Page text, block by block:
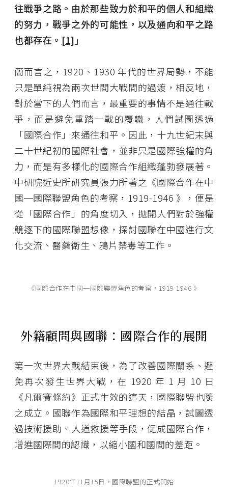
往戰爭之路。由於那些致力於和平的個人和組織
的努力，戰爭之外的可能性，以及通向和平之路
也都存在。 [1] 」
簡而言之，1920、1930 年代的世界局勢，不能
只是單純視為兩次世間大戰間的過渡，相反地，
對於當下的人們而言，最重要的事情不是通往戰
爭，而是避免重踏一戰的覆轍，人們試圖透過
「國際合作」來通往和平。因此，十九世紀末與
二十世紀初的國際社會，並非只是國際強權的角
力，而是有多樣化的國際合作組織蓬勃發展著。
中研院近史所研究員張力所著之《國際合作在中
國─國際聯盟角色的考察，1919-1946 》，便是
從「國際合作」的角度切入，拋開人們對於強權
競逐下的國際聯盟想像，探討國聯在中國進行文
化交流、醫藥衛生、鴉片禁毒等工作。
《國際合作在中國─國際聯盟角色的考察，1919-1946 》
外籍顧問與國聯：國際合作的展開
第一次世界大戰結束後，為了改善國際關系、避
免再次發生世界大戰，在 1920 年 1 月 10 日
《凡爾賽條約》正式生效的這天，國際聯盟也隨
之成立。國聯作為國際和平理想的結晶，試圖透
過技術援助、人道救援等手段，促成國際合作，
增進國際間的認識，以縮小國和國間的差距。
1920年11月15日，國際聯盟的正式開始